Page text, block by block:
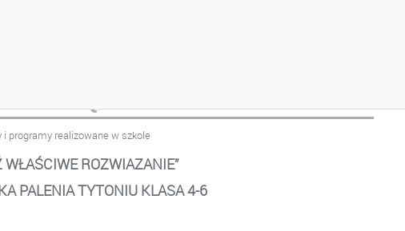
i programy realizowane w szkole
ROZWIAZANIE”
PALENIA TYTONIU KLASA 4-6